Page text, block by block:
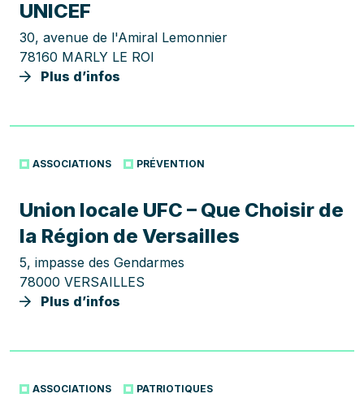
UNICEF
30, avenue de l'Amiral Lemonnier
78160 MARLY LE ROI
Plus d’infos
ASSOCIATIONS PRÉVENTION
Union locale UFC – Que Choisir de
la Région de Versailles
5, impasse des Gendarmes
78000 VERSAILLES
Plus d’infos
ASSOCIATIONS PATRIOTIQUES